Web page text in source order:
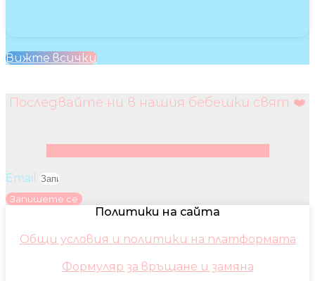
Вижте всички
Последвайте ни в нашия бебешки свят ❤️
Email
Запишете се
Политики на сайта
Общи условия и политики на платформата
Формуляр за връщане и замяна